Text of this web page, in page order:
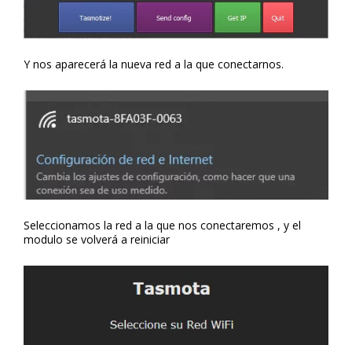
Y nos aparecerá la nueva red a la que conectarnos.
Seleccionamos la red a la que nos conectaremos , y el
modulo se volverá a reiniciar